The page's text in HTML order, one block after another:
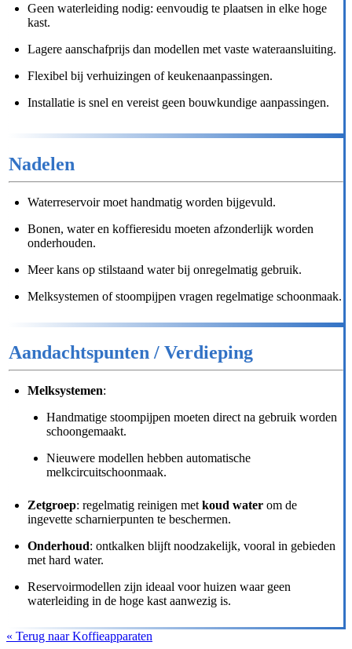
Geen waterleiding nodig: eenvoudig te plaatsen in elke hoge
kast.
Lagere aanschafprijs dan modellen met vaste wateraansluiting.
Flexibel bij verhuizingen of keukenaanpassingen.
Installatie is snel en vereist geen bouwkundige aanpassingen.
Nadelen
Waterreservoir moet handmatig worden bijgevuld.
Bonen, water en koffieresidu moeten afzonderlijk worden
onderhouden.
Meer kans op stilstaand water bij onregelmatig gebruik.
Melksystemen of stoompijpen vragen regelmatige schoonmaak.
Aandachtspunten / Verdieping
Melksystemen:
Handmatige stoompijpen moeten direct na gebruik worden
schoongemaakt.
Nieuwere modellen hebben automatische
melkcircuitschoonmaak.
Zetgroep: regelmatig reinigen metkoud water om de
ingevette scharnierpunten te beschermen.
Onderhoud: ontkalken blijft noodzakelijk, vooral in gebieden
met hard water.
Reservoirmodellen zijn ideaal voor huizen waar geen
waterleiding in de hoge kast aanwezig is.
« Terug naar Koffieapparaten